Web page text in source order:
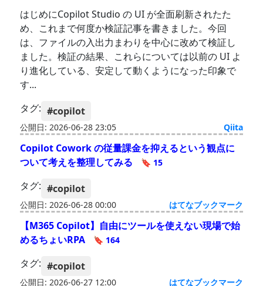
はじめにCopilot Studio の UI が全面刷新されたた
め、これまで何度か検証記事を書きました。今回
は、ファイルの入出力まわりを中心に改めて検証し
ました。検証の結果、これらについては以前の UI よ
り進化している、安定して動くようになった印象で
す...
タグ: #copilot
公開日: 2026-06-28 23:05 Qiita
Copilot Cowork の従量課金を抑えるという観点に
ついて考えを整理してみる
🔖 15
タグ: #copilot
公開日: 2026-06-28 00:00 はてなブックマーク
【M365 Copilot】自由にツールを使えない現場で始
めるちょいRPA
🔖 164
タグ: #copilot
公開日: 2026-06-27 12:00 はてなブックマーク